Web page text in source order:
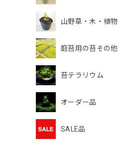
山野草・木・植物
庭苔用の苔その他
苔テラリウム
オーダー品
SALE品